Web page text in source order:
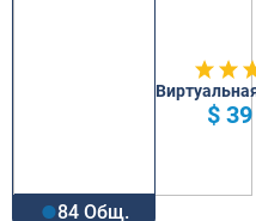
84 Общ.
$